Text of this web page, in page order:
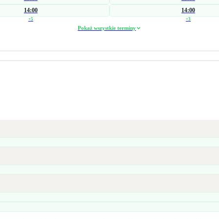
14:00
+5
14:00
+3
Pokaż wszystkie terminy